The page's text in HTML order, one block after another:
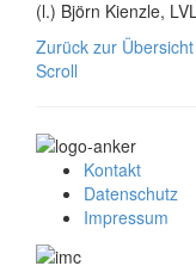
(l.) Björn Kienzle,
Zurück zur Übersicht
Scroll
Kontakt
Datenschutz
Impressum